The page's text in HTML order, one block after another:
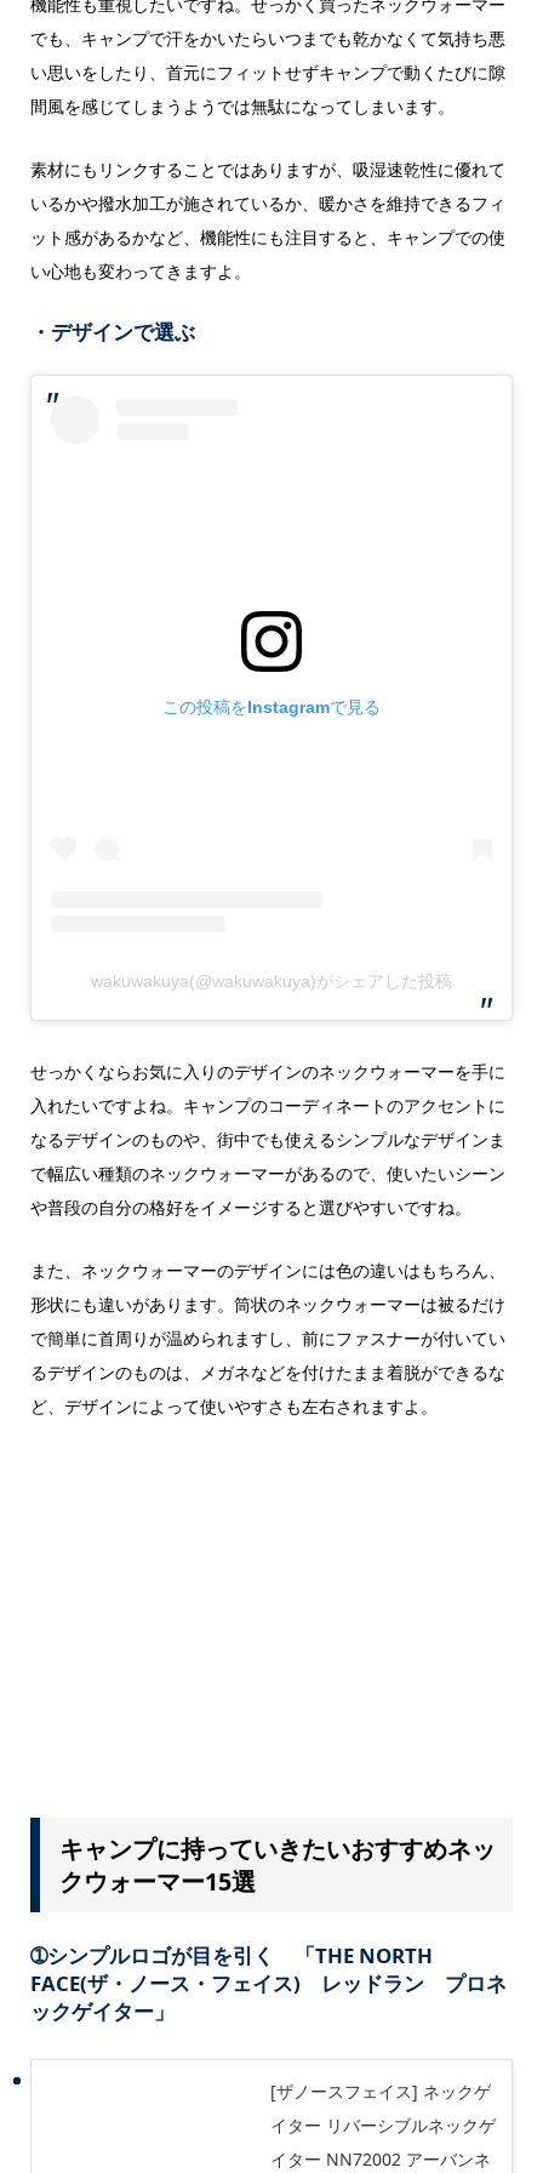
でも、キャンプで汗をかいたらいつまでも乾かなくて気持ち悪
い思いをしたり、首元にフィットせずキャンプで動くたびに隙
間風を感じてしまうようでは無駄になってしまいます。
素材にもリンクすることではありますが、吸湿速乾性に優れて
いるかや撥水加工が施されているか、暖かさを維持できるフィ
ット感があるかなど、機能性にも注目すると、キャンプでの使
い心地も変わってきますよ。
・デザインで選ぶ
この投稿をInstagramで見る
wakuwakuya(@wakuwakuya)がシェアした投稿
せっかくならお気に入りのデザインのネックウォーマーを手に
入れたいですよね。キャンプのコーディネートのアクセントに
なるデザインのものや、街中でも使えるシンプルなデザインま
で幅広い種類のネックウォーマーがあるので、使いたいシーン
や普段の自分の格好をイメージすると選びやすいですね。
また、ネックウォーマーのデザインには色の違いはもちろん、
形状にも違いがあります。筒状のネックウォーマーは被るだけ
で簡単に首周りが温められますし、前にファスナーが付いてい
るデザインのものは、メガネなどを付けたまま着脱ができるな
ど、デザインによって使いやすさも左右されますよ。
キャンプに持っていきたいおすすめネッ
クウォーマー15選
➀シンプルロゴが目を引く 「THE NORTH
FACE(ザ・ノース・フェイス) レッドラン プロネ
ックゲイター」
[ザノースフェイス] ネックゲ
イター リバーシブルネックゲ
イター NN72002 アーバンネ